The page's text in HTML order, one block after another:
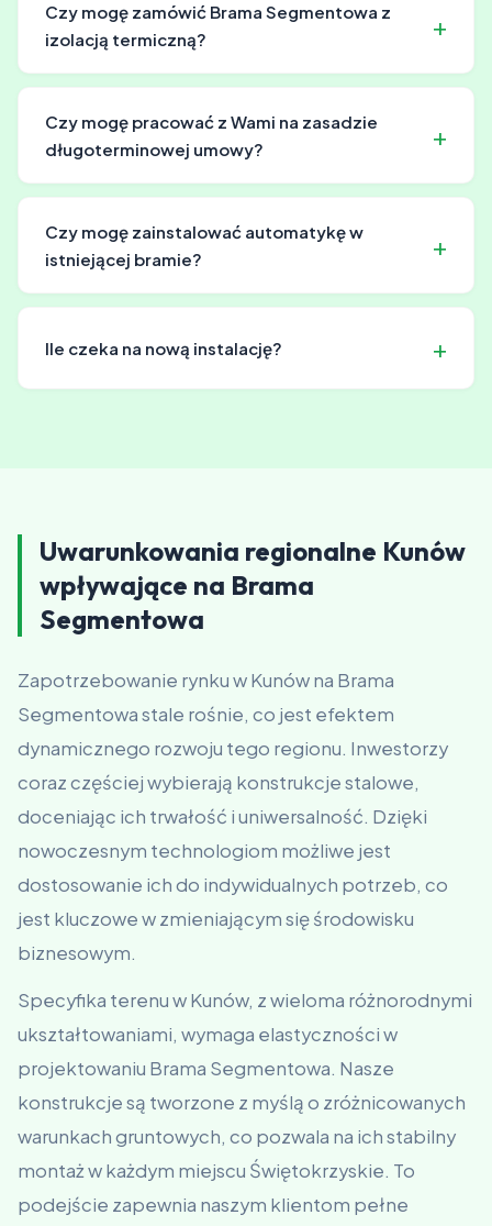
dostarczenie.
Czy mogę zamówić Brama Segmentowa z
izolacją termiczną?
Tak, oferujemy opcjonalną izolację termiczną
sens, jeśli planujesz ogrzewanie wnętrza lub
przechowujesz tam wrażliwe na temperaturę
przedmioty.
Czy mogę pracować z Wami na zasadzie
długoterminowej umowy?
Tak, oferujemy elastyczne umowy długoterminowe z
biznesu.
Czy mogę zainstalować automatykę w
istniejącej bramie?
Tak, istnieje możliwość montażu systemu automatyki w
rozwiązanie.
Ile czeka na nową instalację?
Uwarunkowania regionalne Kunów
wpływające na Brama
Segmentowa
Zapotrzebowanie rynku w Kunów na Brama
Segmentowa stale rośnie, co jest efektem
dynamicznego rozwoju tego regionu. Inwestorzy
coraz częściej wybierają konstrukcje stalowe,
doceniając ich trwałość i uniwersalność. Dzięki
nowoczesnym technologiom możliwe jest
dostosowanie ich do indywidualnych potrzeb, co
jest kluczowe w zmieniającym się środowisku
biznesowym.
Specyfika terenu w Kunów, z wieloma różnorodnymi
ukształtowaniami, wymaga elastyczności w
projektowaniu Brama Segmentowa. Nasze
konstrukcje są tworzone z myślą o zróżnicowanych
warunkach gruntowych, co pozwala na ich stabilny
montaż w każdym miejscu Świętokrzyskie. To
podejście zapewnia naszym klientom pełne